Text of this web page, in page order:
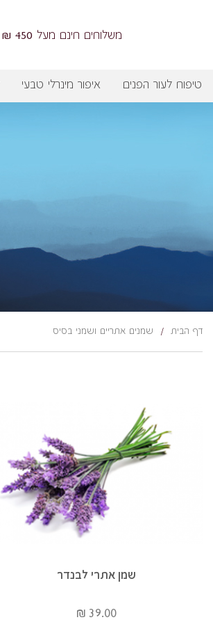
משלוחים חינם מעל 450 ₪
טיפוח לעור הפנים איפור מינרלי טבעי
דף הבית / שמנים אתריים ושמני בסיס
שמן אתרי לבנדר
39.00 ₪